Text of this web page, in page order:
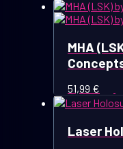
MHA
51,99 €
Laser